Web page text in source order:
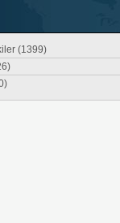
(1399)